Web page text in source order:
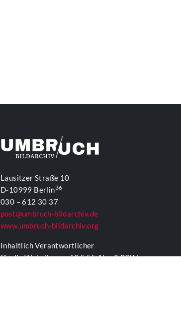
Lausitzer Straße 10
D-10999 Berlin36
030 – 612 30 37
post@umbruch-bildarchiv.de
www.umbruch-bildarchiv.org
Inhaltlich Verantwortlicher
für die Website gemäß § 55 Abs. 2 RStV: